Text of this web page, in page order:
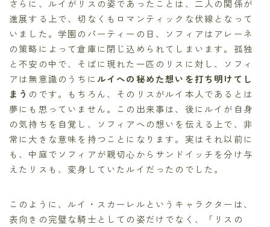
さらに、ルイがリスの姿であったことは、二人の関係が
進展する上で、切なくもロマンティックな伏線となって
いました。学園のパーティーの日、ソフィアはアレーネ
の策略によって倉庫に閉じ込められてしまいます。孤独
と不安の中で、そばに現れた一匹のリスに対し、ソフィ
アは無意識のうちにルイへの秘めた想いを打ち明けてし
まう のです。もちろん、そのリスがルイ本人であるとは
夢にも思っていません。この出来事は、後にルイが自身
の気持ちを自覚し、ソフィアへの想いを伝える上で、非
常に大きな意味を持つことになります。実はそれ以前に
も、中庭でソフィアが親切心からサンドイッチを分け与
えたリスも、変身していたルイだったのでした。
このように、ルイ・スカーレルというキャラクターは、
表向きの完璧な騎士としての姿だけでなく、「リスの